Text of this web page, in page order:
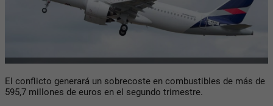
El conflicto generará un sobrecoste en combustibles de más de
595,7 millones de euros en el segundo trimestre.